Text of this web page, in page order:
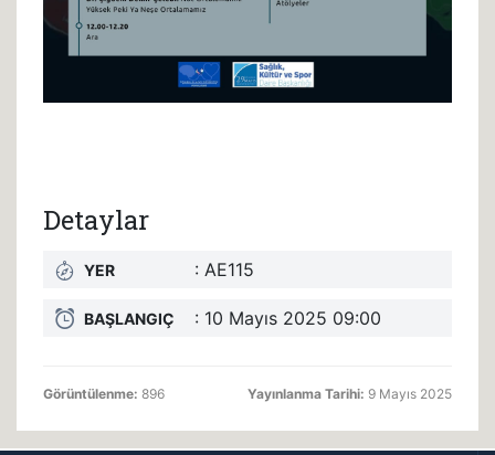
Detaylar
YER : AE115
BAŞLANGIÇ : 10 Mayıs 2025 09:00
Görüntülenme: 896 Yayınlanma Tarihi: 9 Mayıs 2025